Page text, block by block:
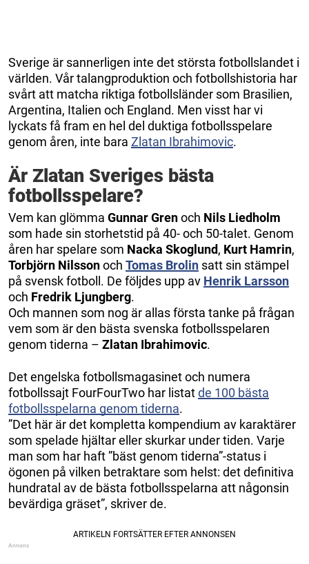
Sverige är sannerligen inte det största fotbollslandet i
världen. Vår talangproduktion och fotbollshistoria har
svårt att matcha riktiga fotbollsländer som Brasilien,
Argentina, Italien och England. Men visst har vi
lyckats få fram en hel del duktiga fotbollsspelare
genom åren, inte bara Zlatan Ibrahimovic.
Är Zlatan Sveriges bästa
fotbollsspelare?
Vem kan glömma Gunnar Grenoch Nils Liedholm
som hade sin storhetstid på 40- och 50-talet. Genom
åren har spelare som Nacka Skoglund, Kurt Hamrin,
Torbjörn Nilssonoch Tomas Brolin satt sin stämpel
på svensk fotboll. De följdes upp av Henrik Larsson
och Fredrik Ljungberg.
Och mannen som nog är allas första tanke på frågan
vem som är den bästa svenska fotbollsspelaren
genom tiderna – Zlatan Ibrahimovic.
Det engelska fotbollsmagasinet och numera
fotbollssajt FourFourTwo har listatde 100 bästa
fotbollsspelarna genom tiderna.
”Det här är det kompletta kompendium av karaktärer
som spelade hjältar eller skurkar under tiden. Varje
man som har haft ”bäst genom tiderna”-status i
ögonen på vilken betraktare som helst: det definitiva
hundratal av de bästa fotbollsspelarna att någonsin
bevärdiga gräset”, skriver de.